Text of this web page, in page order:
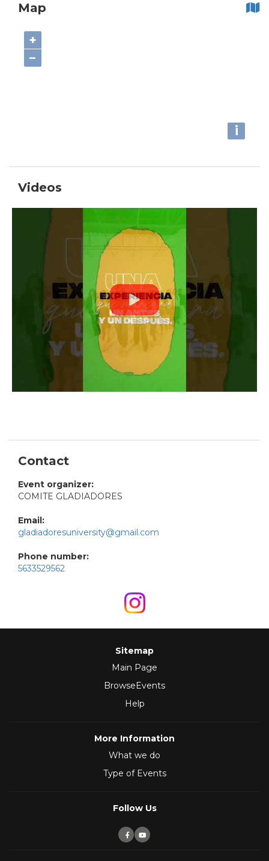
Map
+
−
i
Videos
Contact
Event organizer:
COMITE GLADIADORES
Email:
gladiadoresuniversity@gmail.com
Phone number:
5633529562
Sitemap
Main Page
BrowseEvents
Help
More Information
What we do
Type of Events
Follow Us